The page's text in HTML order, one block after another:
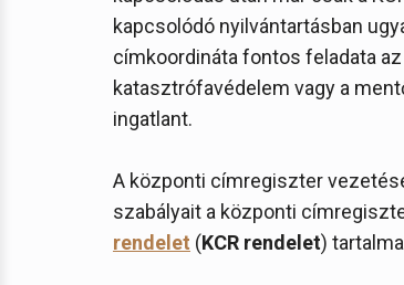
kapcsolódó nyilvántartásban
címkoordináta fontos feladata
katasztrófavédelem vagy a
ingatlant.
A központi címregiszter
szabályait a központi
rendelet (KCR rendelet)